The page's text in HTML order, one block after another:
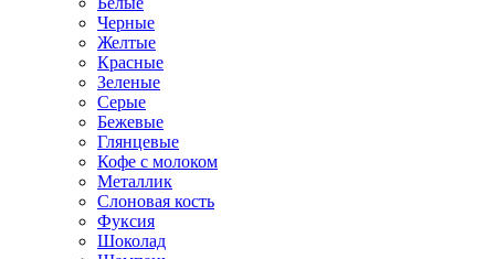
Черные
Желтые
Красные
Зеленые
Серые
Бежевые
Глянцевые
Кофе с молоком
Металлик
Слоновая кость
Фуксия
Шоколад